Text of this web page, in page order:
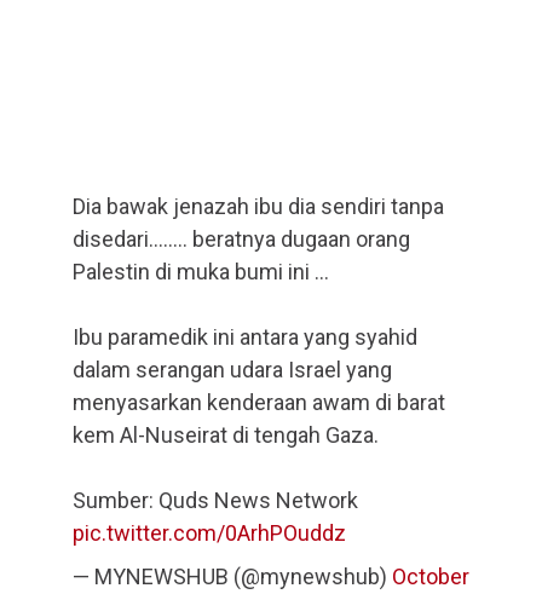
Dia bawak jenazah ibu dia sendiri tanpa
disedari…….. beratnya dugaan orang
Palestin di muka bumi ini …
Ibu paramedik ini antara yang syahid
dalam serangan udara Israel yang
menyasarkan kenderaan awam di barat
kem Al-Nuseirat di tengah Gaza.
Sumber: Quds News Network
pic.twitter.com/0ArhPOuddz
— MYNEWSHUB (@mynewshub) October